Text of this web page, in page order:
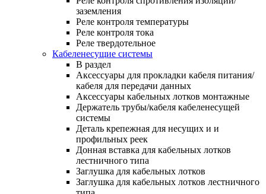
заземления
Реле контроля температуры
Реле контроля тока
Реле твердотельное
Кабеленесущие системы
В раздел
Аксессуары для прокладки кабеля питания/
кабеля для передачи данных
Аксессуары кабельных лотков монтажные
Держатель трубы/кабеля кабеленесущей
системы
Деталь крепежная для несущих и и
профильных реек
Донная вставка для кабельных лотков
лестничного типа
Заглушка для кабельных лотков
Заглушка для кабельных лотков лестничного